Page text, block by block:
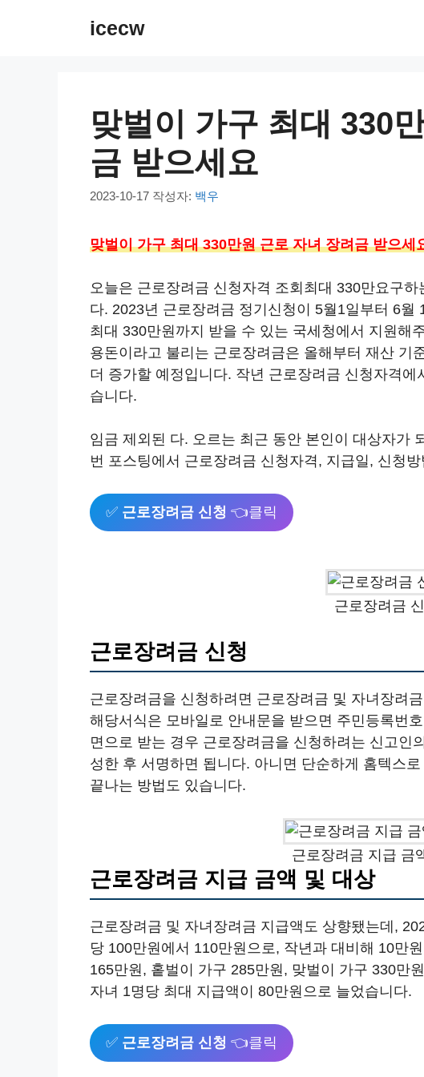
icecw
맞벌이 가구 최대 330
금 받으세요
2023-10-17 작성자: 백우
맞벌이 가구 최대 330만원 근로 자녀 장려금 받으세
오늘은 근로장려금 신청자격 조회최대 330만요구
다. 2023년 근로장려금 정기신청이 5월1일부터 6
최대 330만원까지 받을 수 있는 국세청에서 지원해
용돈이라고 불리는 근로장려금은 올해부터 재산 기
더 증가할 예정입니다. 작년 근로장려금 신청자격
습니다.
임금 제외된 다. 오르는 최근 동안 본인이 대상자가
번 포스팅에서 근로장려금 신청자격, 지급일, 신청
✅ 근로장려금 신청 👈클릭
근로장려금
근로장려금 신청
근로장려금을 신청하려면 근로장려금 및 자녀장려
해당서식은 모바일로 안내문을 받으면 주민등록번
면으로 받는 경우 근로장려금을 신청하려는 신고인
성한 후 서명하면 됩니다. 아니면 단순하게 홈텍스
끝나는 방법도 있습니다.
근로장려금 지급 금
근로장려금 지급 금액 및 대상
근로장려금 및 자녀장려금 지급액도 상향됐는데,
당 100만원에서 110만원으로, 작년과 대비해 10만
165만원, 홑벌이 가구 285만원, 맞벌이 가구 330만
자녀 1명당 최대 지급액이 80만원으로 늘었습니다.
✅ 근로장려금 신청 👈클릭